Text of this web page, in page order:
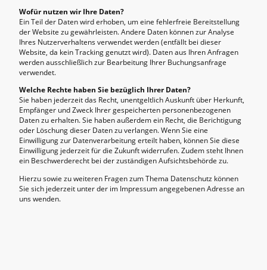
Wofür nutzen wir Ihre Daten?
Ein Teil der Daten wird erhoben, um eine fehlerfreie Bereitstellung
der Website zu gewährleisten. Andere Daten können zur Analyse
Ihres Nutzerverhaltens verwendet werden (entfällt bei dieser
Website, da kein Tracking genutzt wird). Daten aus Ihren Anfragen
werden ausschließlich zur Bearbeitung Ihrer Buchungsanfrage
verwendet.
Welche Rechte haben Sie bezüglich Ihrer Daten?
Sie haben jederzeit das Recht, unentgeltlich Auskunft über Herkunft,
Empfänger und Zweck Ihrer gespeicherten personenbezogenen
Daten zu erhalten. Sie haben außerdem ein Recht, die Berichtigung
oder Löschung dieser Daten zu verlangen. Wenn Sie eine
Einwilligung zur Datenverarbeitung erteilt haben, können Sie diese
Einwilligung jederzeit für die Zukunft widerrufen. Zudem steht Ihnen
ein Beschwerderecht bei der zuständigen Aufsichtsbehörde zu.
Hierzu sowie zu weiteren Fragen zum Thema Datenschutz können
Sie sich jederzeit unter der im Impressum angegebenen Adresse an
uns wenden.